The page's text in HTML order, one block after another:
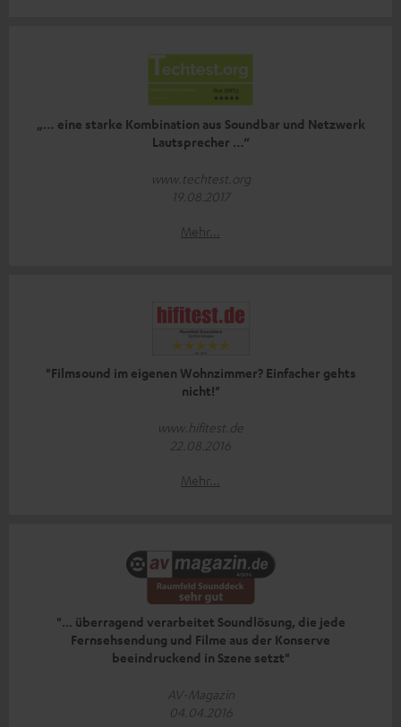
„… eine starke Kombination aus Soundbar und Netzwerk
Lautsprecher …“
www.techtest.org
19.08.2017
Mehr...
"Filmsound im eigenen Wohnzimmer? Einfacher gehts
nicht!"
www.hifitest.de
22.08.2016
Mehr...
"... überragend verarbeitet Soundlösung, die jede
Fernsehsendung und Filme aus der Konserve
beeindruckend in Szene setzt"
AV-Magazin
04.04.2016